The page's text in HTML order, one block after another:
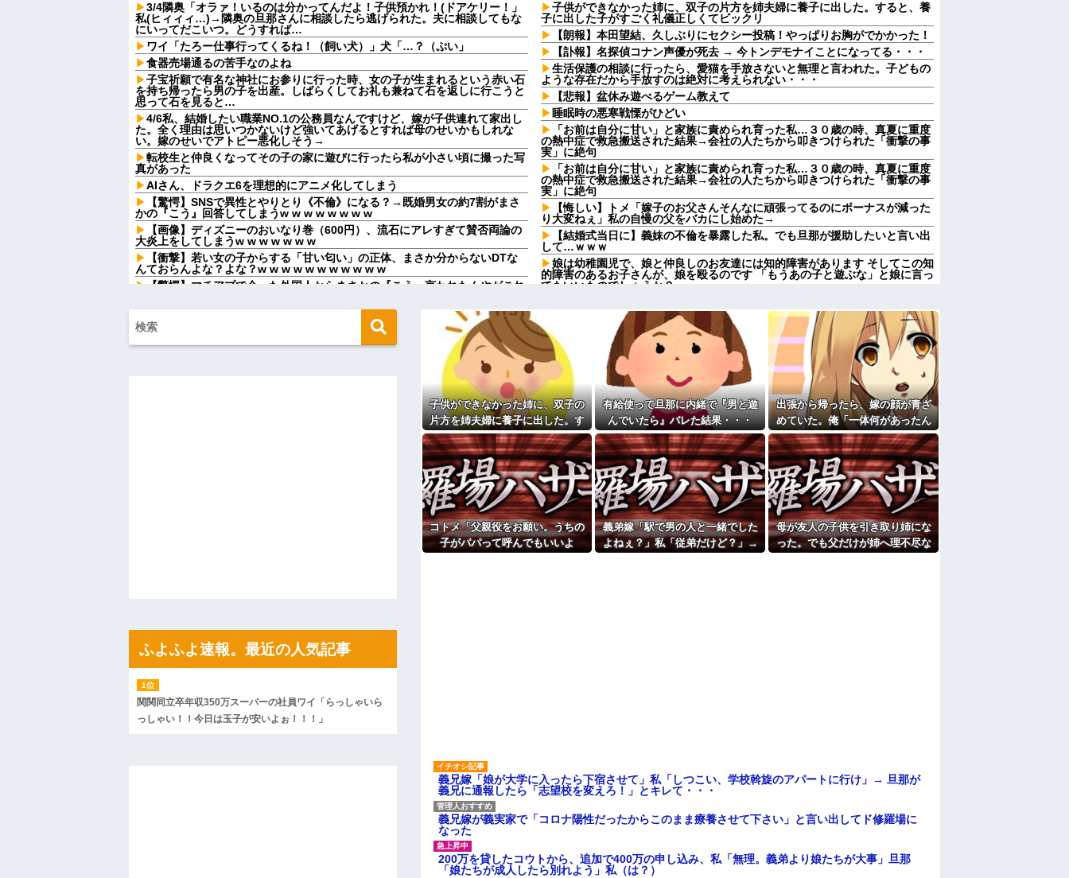
3/4隣奥「オラァ！いるのは分かってんだよ！子供預かれ！(ドアケリー！」
私(ヒィィィ…)→隣奥の旦那さんに相談したら逃げられた。夫に相談してもな
にいってだこいつ。どうすれば…
ワイ「たろー仕事行ってくるね！（飼い犬）」犬「…？（ぷい」
食器売場通るの苦手なのよね
子宝祈願で有名な神社にお参りに行った時、女の子が生まれるという赤い石
を持ち帰ったら男の子を出産。しばらくしてお礼も兼ねて石を返しに行こうと
思って石を見ると…
4/6私、結婚したい職業NO.1の公務員なんですけど、嫁が子供連れて家出し
た。全く理由は思いつかないけど強いてあげるとすれば母のせいかもしれな
い。嫁のせいでアトピー悪化しそう→
転校生と仲良くなってその子の家に遊びに行ったら私が小さい頃に撮った写
真があった
AIさん、ドラクエ6を理想的にアニメ化してしまう
【驚愕】SNSで異性とやりとり《不倫》になる？→既婚男女の約7割がまさ
かの『こう』回答してしまうw w w w w w w w
【画像】ディズニーのおいなり巻（600円）、流石にアレすぎて賛否両論の
大炎上をしてしまうw w w w w w w
【衝撃】若い女の子からする「甘い匂い」の正体、まさか分からないDTな
んておらんよな？よな？w w w w w w w w w w w
【驚愕】マチアプで会った外国人からまさかの『こう』言われたんやがこれ
最近うちの地域の駅に鳩ジジイが現れるようになって嫌になるわ
彼氏の家で不倫してる私。彼氏にキスしていたらいないはずの彼の嫁がい
俺「ゲーム機どこ？」親「ちょっと借りたよ」→どうぶつの森を開いた瞬
旦那「一緒に夕飯を食べたい」私「早く帰ってきてくれるの？」旦那「そう
休日に甥っ子をアポなし託児を押し付けてきた兄嫁！「テレビでも見せとい
てw」と言うので『Gガンダム』を一気見させた結果……甥っ子が重度の中二
彼氏が『この車』買おうとして私とケンカになってるんだけどｗｗｗｗｗｗ
【うわぁ】 都営団地住み、年収10万円上げると「大変なこと」になるｗｗ
ハードオフに売っていた4万4000円のフィギュアがヤバすぎるｗｗｗｗｗｗ
私「ちょっと、人の家の金庫触らないでよ！」キチママ『そこに金庫があっ
たから、開けてみようとしただけ☆』義兄「泥は出てけ！二度と来るな！」結
【ネット騒然】惨殺されたタワマン頂き女子のこの動画、すげえええええｗ
ｗｗｗｗｗｗｗｗｗｗ
【愕然】白のクラウン俺氏、高速道路左車線を制限速度で走った結果
wwwwwwwwwwww
百年の恋12-899 食べた量を張り合ってくる
【悲報】佐藤輝明・・・２軍でも盛大にやらかす←あまり悲しませないでく
れ
子供ができなかった姉に、双子の片方を姉夫婦に養子に出した。すると、養
子に出した子がすごく礼儀正しくてビックリ
【朗報】本田望結、久しぶりにセクシー投稿！やっぱりお胸がでかかった！
【訃報】名探偵コナン声優が死去 → 今トンデモナイことになってる・・・
生活保護の相談に行ったら、愛猫を手放さないと無理と言われた。子どもの
ような存在だから手放すのは絶対に考えられない・・・
【悲報】盆休み遊べるゲーム教えて
睡眠時の悪寒戦慄がひどい
「お前は自分に甘い」と家族に責められ育った私…３０歳の時、真夏に重度
の熱中症で救急搬送された結果→会社の人たちから叩きつけられた「衝撃の事
実」に絶句
「お前は自分に甘い」と家族に責められ育った私…３０歳の時、真夏に重度
の熱中症で救急搬送された結果→会社の人たちから叩きつけられた「衝撃の事
実」に絶句
【悔しい】トメ「嫁子のお父さんそんなに頑張ってるのにボーナスが減った
り大変ねぇ」私の自慢の父をバカにし始めた→
【結婚式当日に】義妹の不倫を暴露した私。でも旦那が援助したいと言い出
して…ｗｗｗ
娘は幼稚園児で、娘と仲良しのお友達には知的障害があります そしてこの知
的障害のあるお子さんが、娘を殴るのです 「もうあの子と遊ぶな」と娘に言っ
てもいいものでしょうか？
定なんですってね」と言ってきた
【画像】福原遥さん、意外とあるｗ他
「今思えばなんであんなに夢中になったんやろ…」と思うコンテンツ
【画像】思わず保存したくなる「笑える画像・最高な画像」貼っていけｗｗ
ｗｗｗ
【修羅場】不妊と判明した夫、前妻の娘に「実の子じゃない！」と訴えた結
果ｗｗｗｗ
33歳くらいから太ったせいか加齢で＊が緩んだのかチョビッと漏れるように
なった
相手がどんなパイプ持っているかも知れないのに…
高校３年生の女です。家が嫌いすぎて家を出て現在養護施設で暮らしていま
す
主な税金の成り立ちを調べてみたよ
子供ができなかった姉に、双子の
片方を姉夫婦に養子に出した。す
ると、養子に出した子がすごく礼
儀正しくてビックリ
有給使って旦那に内緒で『男と遊
んでいたら』バレた結果・・・
出張から帰ったら、嫁の顔が青ざ
めていた。俺「一体何があったん
だ？」嫁「…」→子供たちに話を
聞くと…
コトメ「父親役をお願い。うちの
子がパパって呼んでもいいよ
義弟嫁「駅で男の人と一緒でした
よねぇ？」私「従弟だけど？」→
母が友人の子供を引き取り姉にな
った。でも父だけが姉へ理不尽な
義兄嫁「娘が大学に入ったら下宿させて」私「しつこい、学校斡旋のアパートに行け」→ 旦那が
義兄に通報したら「志望校を変えろ！」とキレて・・・
義兄嫁が義実家で「コロナ陽性だったからこのまま療養させて下さい」と言い出してド修羅場に
なった
200万を貸したコウトから、追加で400万の申し込み、私「無理。義弟より娘たちが大事」旦那
「娘たちが成人したら別れよう」私（は？）
ふよふよ速報。最近の人気記事
関関同立卒年収350万スーパーの社員ワイ「らっしゃいら
っしゃい！！今日は玉子が安いよぉ！！！」